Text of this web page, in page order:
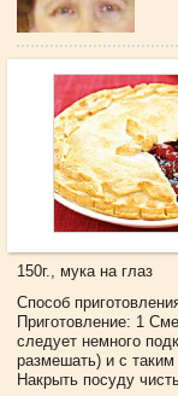
150г., мука на глаз
Способ
Приготовление: 1
следует немного
размешать) и с
Накрыть посуду